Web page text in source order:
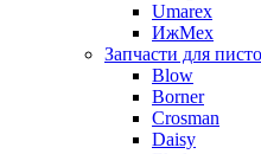
Umarex
ИжМех
Запчасти для
Blow
Borner
Crosman
Daisy